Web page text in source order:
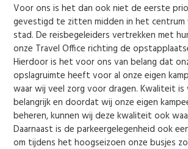
Voor ons is het dan ook niet de eerste
gevestigd te zitten midden in het centrum
stad. De reisbegeleiders vertrekken met
onze Travel Office richting de
Hierdoor is het voor ons van belang dat
opslagruimte heeft voor al onze eigen
waar wij veel zorg voor dragen. Kwaliteit
belangrijk en doordat wij onze eigen
beheren, kunnen wij deze kwaliteit ook
Daarnaast is de parkeergelegenheid ook
om tijdens het hoogseizoen onze busjes